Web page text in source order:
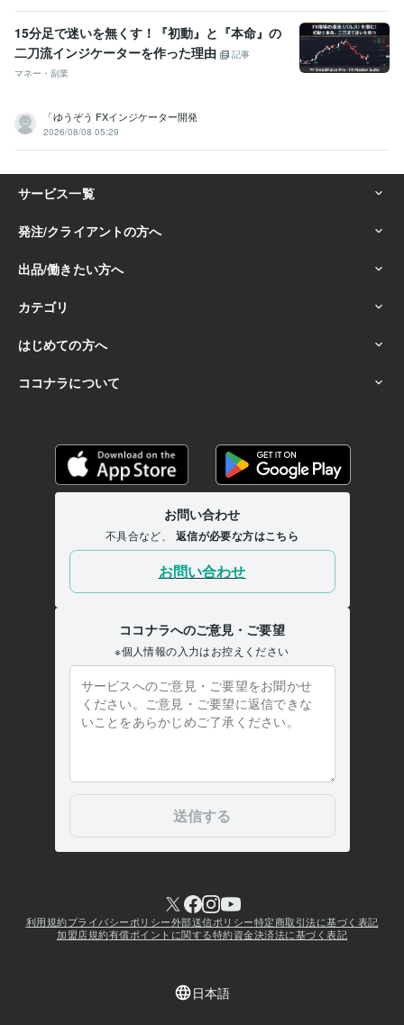
15分足で迷いを無くす！『初動』と『本命』の
二刀流インジケーターを作った理由
記事
マネー・副業
​「ゆうぞう FXインジケーター開発
2026/08/08 05:29